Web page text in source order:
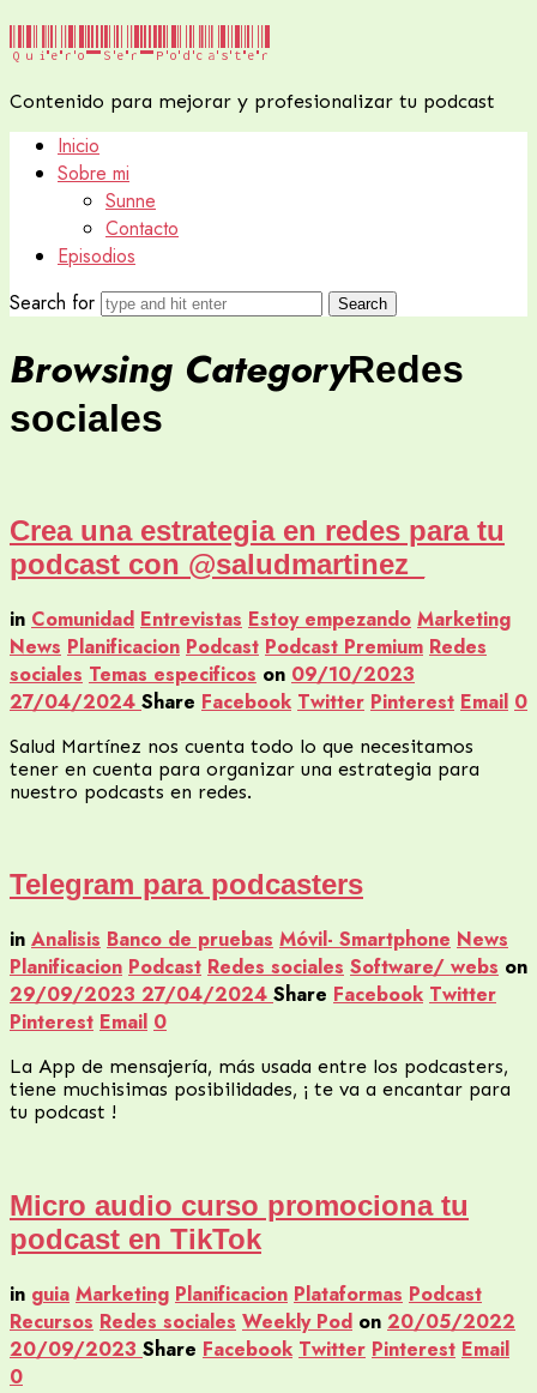
Quiero
Podcaster
Quiero Ser Podcaster
Contenido para mejorar y profesionalizar tu podcast
Inicio
Sobre mi
Sunne
Contacto
Episodios
Search for
Browsing CategoryRedes
sociales
Crea una estrategia en redes para tu
podcast con @saludmartinez_
in Comunidad Entrevistas Estoy empezando Marketing
News Planificacion Podcast Podcast Premium Redes
sociales Temas especificos on 09/10/2023
27/04/2024 Share Facebook Twitter Pinterest Email 0
Salud Martínez nos cuenta todo lo que necesitamos
tener en cuenta para organizar una estrategia para
nuestro podcasts en redes.
Telegram para podcasters
in Analisis Banco de pruebas Móvil- Smartphone News
Planificacion Podcast Redes sociales Software/ webs on
29/09/2023 27/04/2024 Share Facebook Twitter
Pinterest Email 0
La App de mensajería, más usada entre los podcasters,
tiene muchisimas posibilidades, ¡ te va a encantar para
tu podcast !
Micro audio curso promociona tu
podcast en TikTok
in guia Marketing Planificacion Plataformas Podcast
Recursos Redes sociales Weekly Pod on 20/05/2022
20/09/2023 Share Facebook Twitter Pinterest Email
0